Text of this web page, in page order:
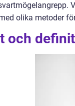
olika metoder
och